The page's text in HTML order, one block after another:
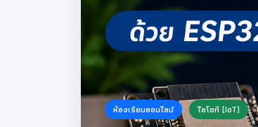
ห้องเรียนออนไลน์ ไอโอที (IoT)